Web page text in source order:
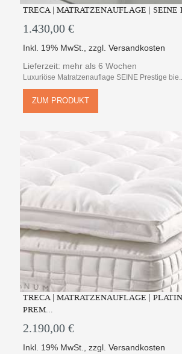
TRECA | MATRATZENAUFLAGE | SEINE
1.430,00 €
Inkl. 19% MwSt. ,zzgl.Versandkosten
Lieferzeit: mehr als 6 Wochen
Luxuriöse Matratzenauflage SEINE Prestige bie...
ZUM PRODUKT
TRECA | MATRATZENAUFLAGE |
PREM...
2.190,00 €
Inkl. 19% MwSt.,zzgl.Versandkosten